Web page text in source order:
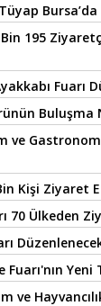
195
Fuarı
Buluşma
Kişi Ziyaret
70 Ülkeden
Fuarı'nın
ve